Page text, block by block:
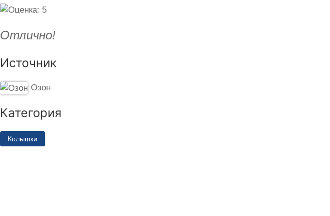
Отлично!
Источник
Озон
Категория
Колышки